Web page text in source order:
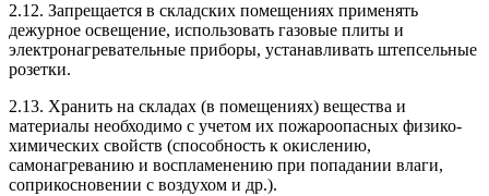
2.12. Запрещается в складских помещениях применять
дежурное освещение, использовать газовые плиты и
электронагревательные приборы, устанавливать штепсельные
розетки.
2.13. Хранить на складах (в помещениях) вещества и
материалы необходимо с учетом их пожароопасных физико-
химических свойств (способность к окислению,
самонагреванию и воспламенению при попадании влаги,
соприкосновении с воздухом и др.).